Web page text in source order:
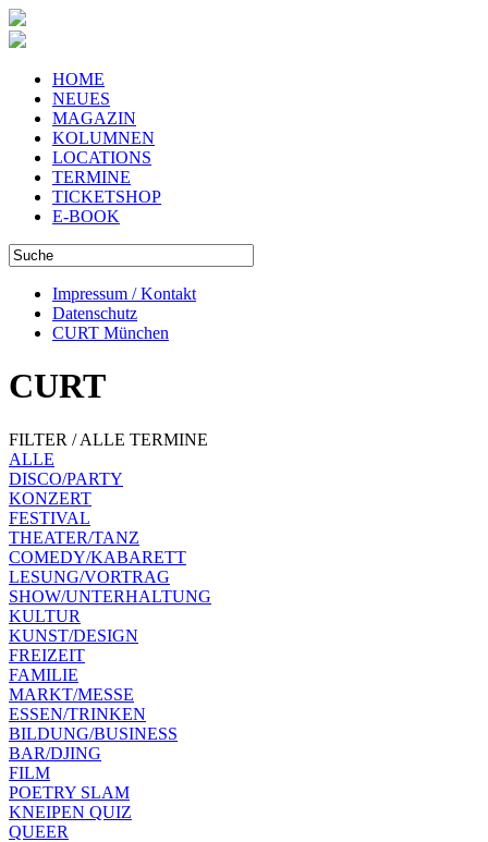
HOME
NEUES
MAGAZIN
KOLUMNEN
LOCATIONS
TERMINE
TICKETSHOP
E-BOOK
Impressum / Kontakt
Datenschutz
CURT München
CURT
FILTER / ALLE TERMINE
ALLE
DISCO/PARTY
KONZERT
FESTIVAL
THEATER/TANZ
COMEDY/KABARETT
LESUNG/VORTRAG
SHOW/UNTERHALTUNG
KULTUR
KUNST/DESIGN
FREIZEIT
FAMILIE
MARKT/MESSE
ESSEN/TRINKEN
BILDUNG/BUSINESS
BAR/DJING
FILM
POETRY SLAM
KNEIPEN QUIZ
QUEER